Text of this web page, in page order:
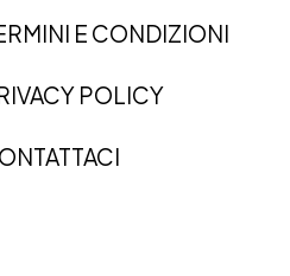
E CONDIZIONI
POLICY